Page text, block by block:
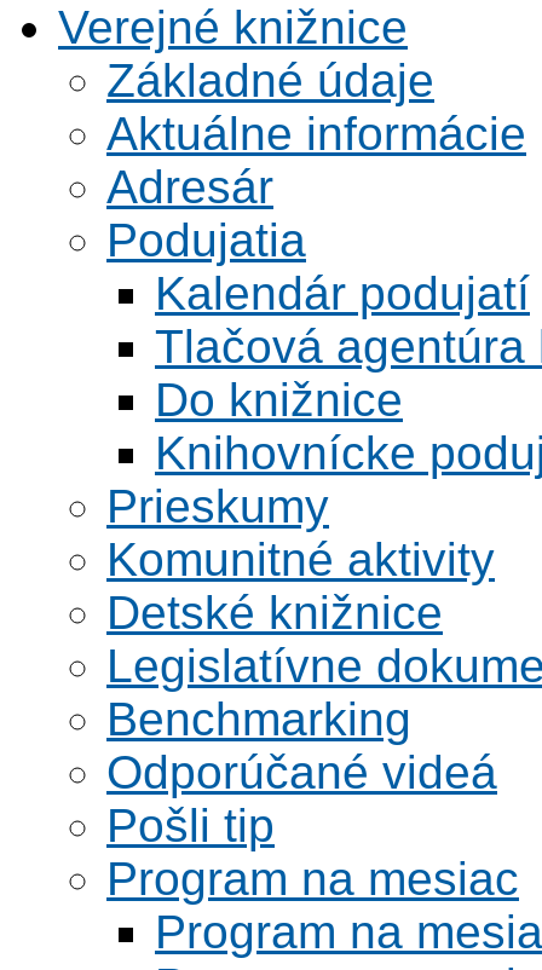
Verejné knižnice
Základné údaje
Aktuálne informácie
Adresár
Podujatia
Kalendár podujatí
Tlačová agentúra
Do knižnice
Knihovnícke
Prieskumy
Komunitné aktivity
Detské knižnice
Legislatívne
Benchmarking
Odporúčané videá
Pošli tip
Program na mesiac
Program na